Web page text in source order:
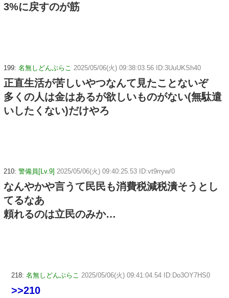
3%に戻すのが筋
199: 名無しどんぶらこ 2025/05/06(火) 09:38:03.56 ID:3UuUKSh40
正直生活が苦しいやつなんて見たことないぞ
多くの人は金はあるが欲しいものがない(無駄遣
いしたくない)だけやろ
210: 警備員[Lv.9] 2025/05/06(火) 09:40:25.53 ID:vt9rryw/0
なんやかや言うて民民も消費税減税潰そうとし
てるなあ
頼れるのは立民のみか…
218: 名無しどんぶらこ 2025/05/06(火) 09:41:04.54 ID:Do3OY7HS0
>>210